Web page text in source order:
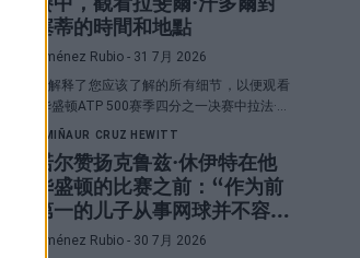
陣穆塞蒂的時間和地點
Diego Jiménez Rubio- 31 7月 2026
我们深入解释了您应该了解的所有细节，以便观看
2026年华盛顿ATP 500赛季四分之一决赛中拉法·霍
达尔和洛伦佐·穆塞蒂之间的直播对决。
ALEX DE MIÑAUR CRUZ HEWITT
德米诺尔赞扬克鲁兹·休伊特在他
们在华盛顿的比赛之前：“作为前
世界第一的儿子从事网球并不容
Diego Jiménez Rubio- 30 7月 2026